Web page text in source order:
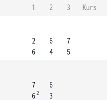
1 2 3
Kurs
2
6
6
4
7
5
7
62
6
3